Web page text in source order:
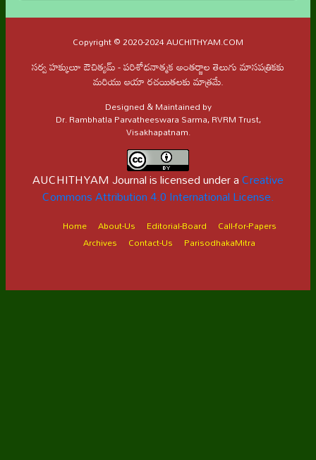
Copyright © 2020-2024 AUCHITHYAM.COM
సర్వ హక్కులూ ఔచిత్యమ్ - పరిశోధనాత్మక అంతర్జాల తెలుగు మాసపత్రికకు
మరియు ఆయా రచయితలకు మాత్రమే.
Designed & Maintained by
Dr. Rambhatla Parvatheeswara Sarma, RVRM Trust,
Visakhapatnam.
AUCHITHYAM Journal is licensed under aCreative
Commons Attribution 4.0 International License.
Home About-Us Editorial-Board
Call-for-Papers
Archives
Contact-Us ParisodhakaMitra